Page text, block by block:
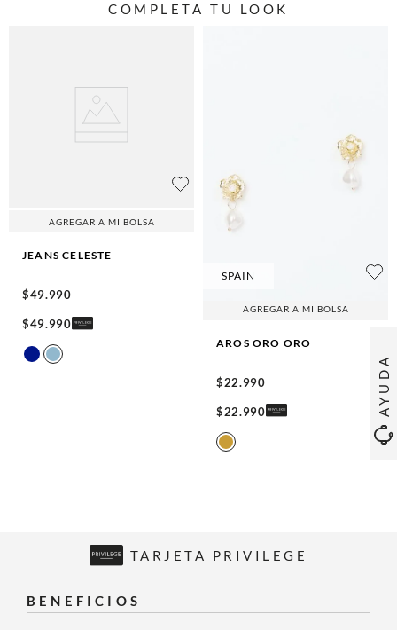
AYUDA
COMPLETA TU LOOK
AGREGAR A MI BOLSA
JEANS CELESTE
$49.990
$49.990
SPAIN
AGREGAR A MI BOLSA
AROS ORO ORO
$22.990
$22.990
TARJETA PRIVILEGE
BENEFICIOS